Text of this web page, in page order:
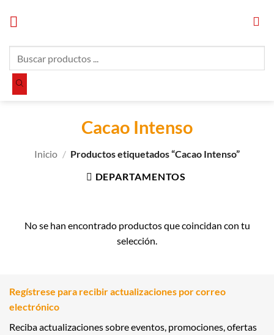
productos
Cacao Intenso
Inicio / Productos etiquetados “Cacao Intenso”
DEPARTAMENTOS
No se han encontrado productos que coincidan con tu
selección.
Regístrese para recibir actualizaciones por correo
electrónico
Reciba actualizaciones sobre eventos, promociones, ofertas